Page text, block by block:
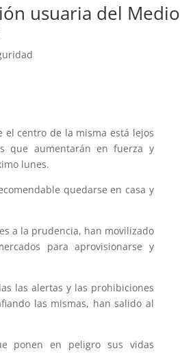
usuaria del Medio
el centro de la misma está lejos
que aumentarán en fuerza y
lunes.
quedarse en casa y
a la prudencia, han movilizado
para aprovisionarse y
las alertas y las prohibiciones
las mismas, han salido al
ponen en peligro sus vidas